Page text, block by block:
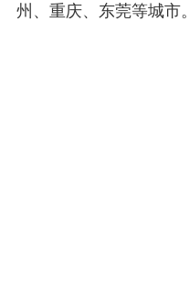
州、重庆、东莞等城市。